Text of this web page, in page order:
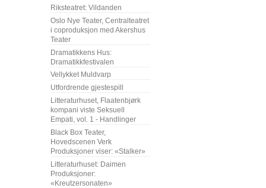
Riksteatret: Vildanden
Oslo Nye Teater, Centralteatret
i coproduksjon med Akershus
Teater
Dramatikkens Hus:
Dramatikkfestivalen
Vellykket Muldvarp
Utfordrende gjestespill
Litteraturhuset, Flaatenbjørk
kompani viste Seksuell
Empati, vol. 1 - Handlinger
Black Box Teater,
Hovedscenen Verk
Produksjoner viser: «Stalker»
Litteraturhuset: Daimen
Produksjoner:
«Kreutzersonaten»